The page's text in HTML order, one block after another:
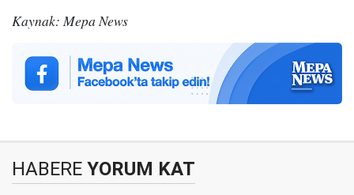
Kaynak: Mepa News
HABERE YORUM KAT